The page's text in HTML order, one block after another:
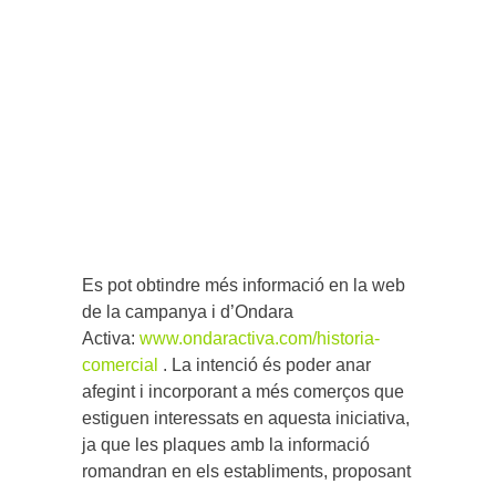
Es pot obtindre més informació en la web
de la campanya i d’Ondara
Activa: www.ondaractiva.com/historia-
comercial . La intenció és poder anar
afegint i incorporant a més comerços que
estiguen interessats en aquesta iniciativa,
ja que les plaques amb la informació
romandran en els establiments, proposant